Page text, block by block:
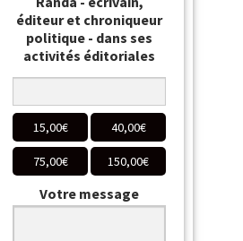
éditeur et chroniqueur
politique - dans ses
activités éditoriales
15,00€ 40,00€
75,00€ 150,00€
Votre message